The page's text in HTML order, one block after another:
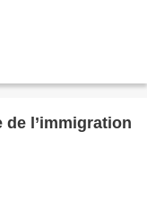
l’immigration